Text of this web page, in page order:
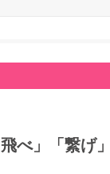
べ」「繋げ